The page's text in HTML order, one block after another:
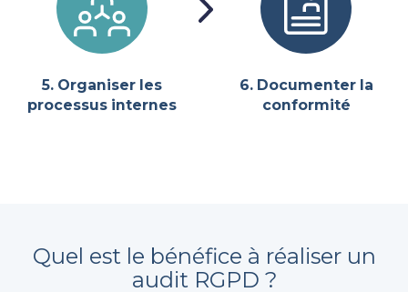
5. Organiser les
processus internes
6. Documenter la
conformité
Quel est le bénéfice à réaliser un
audit RGPD ?